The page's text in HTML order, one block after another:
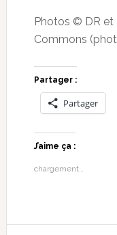
Photos © DR et
Commons
Partager :
Partager
J’aime ça :
chargement…